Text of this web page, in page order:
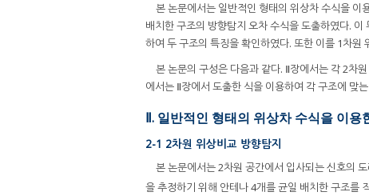
본 논문에서는 일반적인 형태의 위상차 수식을 이
배치한 구조의 방향탐지 오차 수식을 도출하였다.
하여 두 구조의 특징을 확인하였다. 또한 이를 1차원
본 논문의 구성은 다음과 같다. Ⅱ장에서는 각 2차
에서는 Ⅱ장에서 도출한 식을 이용하여 각 구조에 맞
Ⅱ. 일반적인 형태의 위상차 수식을 이용
2-1 2차원 위상비교 방향탐지
본 논문에서는 2차원 공간에서 입사되는 신호의
을 추정하기 위해 안테나 4개를 균일 배치한 구조를